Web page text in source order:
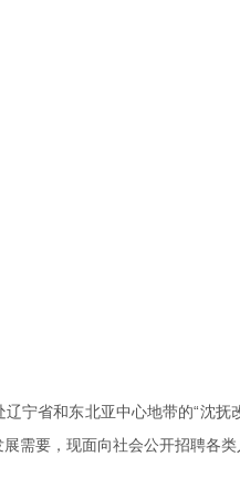
宁省和东北亚中心地带的“沈抚
需要，现面向社会公开招聘各类